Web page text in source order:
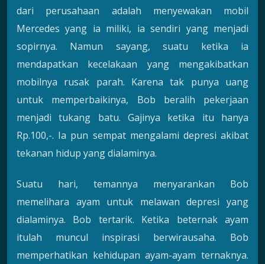
dari perusahaan adalah menyewakan mobil
Mercedes yang ia miliki, ia sendiri yang menjadi
sopirnya. Namun sayang, suatu ketika ia
mendapatkan kecelakaan yang mengakibatkan
mobilnya rusak parah. Karena tak punya uang
untuk memperbaikinya, Bob beralih pekerjaan
menjadi tukang batu. Gajinya ketika itu hanya
Rp.100,-. Ia pun sempat mengalami depresi akibat
tekanan hidup yang dialaminya.
Suatu hari, temannya menyarankan Bob
memelihara ayam untuk melawan depresi yang
dialaminya. Bob tertarik. Ketika beternak ayam
itulah muncul inspirasi berwirausaha. Bob
memperhatikan kehidupan ayam-ayam ternaknya.